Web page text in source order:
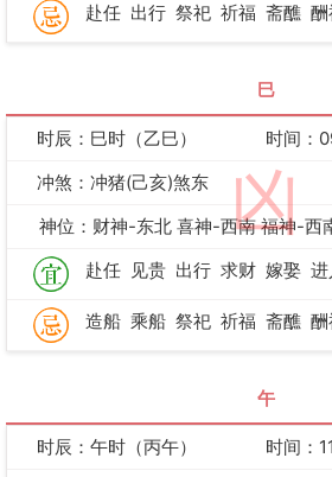
赴任 出行 祭祀 祈福 斋醮 酬
巳
凶
时辰：巳时（乙巳）
时间：
冲煞：冲猪(己亥)煞东
神位：财神-东北 喜神-西南 福神-西
赴任 见贵 出行 求财 嫁娶 进
造船 乘船 祭祀 祈福 斋醮 酬
午
时辰：午时（丙午）
时间：